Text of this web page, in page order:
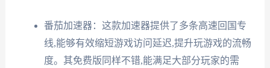
番茄加速器：这款加速器提供了多条高速回国专
线,能够有效缩短游戏访问延迟,提升玩游戏的流畅
度。其免费版同样不错,能满足大部分玩家的需